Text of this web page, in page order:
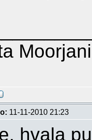
11-11-2010 21:23
hvala